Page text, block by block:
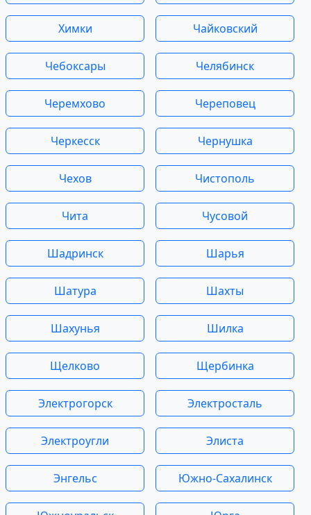
Химки Чайковский
Чебоксары Челябинск
Черемхово Череповец
Черкесск Чернушка
Чехов Чистополь
Чита Чусовой
Шадринск Шарья
Шатура Шахты
Шахунья Шилка
Щелково Щербинка
Электрогорск Электросталь
Электроугли Элиста
Энгельс Южно-Сахалинск